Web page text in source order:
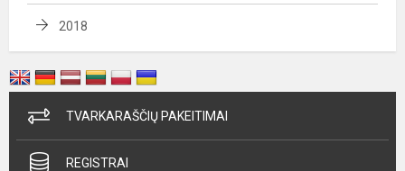
2018
TVARKARAŠČIŲ PAKEITIMAI
REGISTRAI